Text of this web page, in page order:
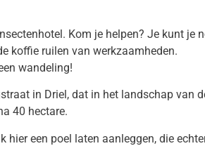
Kom je helpen? Je kunt
koffie ruilen van werkzaamheden.
wandeling!
in Driel, dat in het landschap van
40 hectare.
een poel laten aanleggen, die